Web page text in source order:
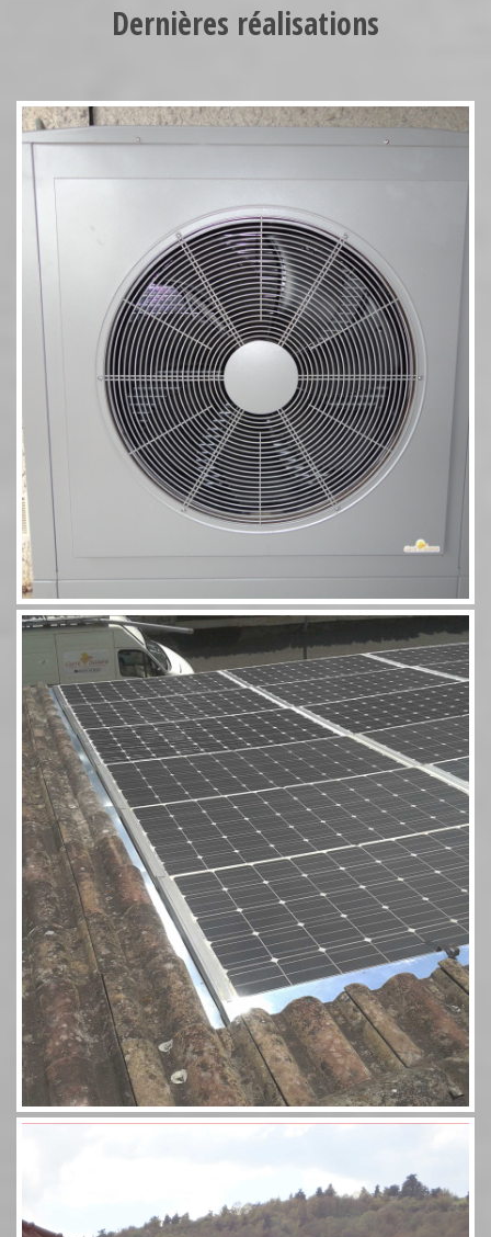
Dernières réalisations
Photovoltaïque Rivsol 5,8 couplé
Aérosolaire 8 panneaux